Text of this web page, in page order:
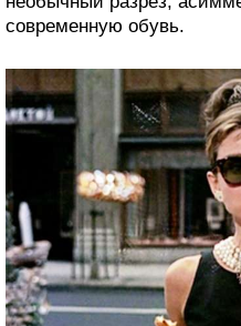
современную обувь.